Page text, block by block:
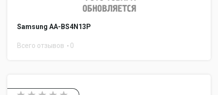
Samsung AA-BS4N13P
Всего отзывов 0